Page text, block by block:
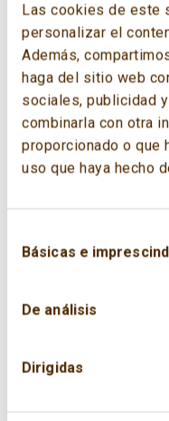
Las cookies de este
personalizar el
Además,
haga del sitio web
sociales, publicidad
combinarla con otra
proporcionado o que
uso que haya hecho
Básicas e
De análisis
Dirigidas
«World Energy
resultados de la
WEC en la
energético de
información
actitudes,
Se lleva a cabo
World Energy
World Energy